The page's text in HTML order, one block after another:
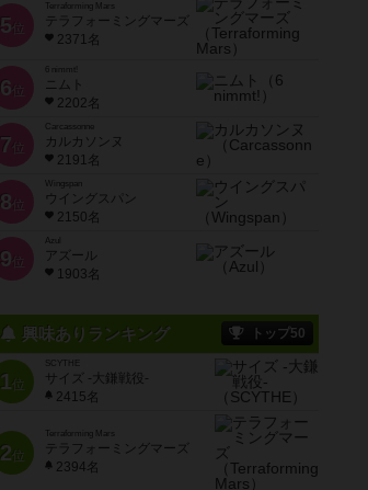
ウィニング・ムーブズ・フランス（Winning Moves France）
5 位
Terraforming Mars
テラフォーミングマーズ
2371名
6 位
ニムト
2202名
7 位
Carcassonne
カルカソンヌ
2191名
8 位
Wingspan
ウイングスパン
2150名
9 位
Azul
アズール
1903名
興味ありランキング トップ50
1位
SCYTHE
サイズ -大鎌戦役-
2415名
2位
Terraforming Mars
テラフォーミングマーズ
2394名